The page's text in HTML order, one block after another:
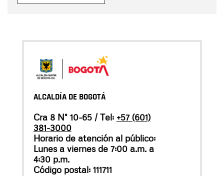
ALCALDÍA DE BOGOTÁ
Cra 8 N° 10-65 / Tel: +57 (601)
381-3000
Horario de atención al público:
Lunes a viernes de 7:00 a.m. a
4:30 p.m.
Código postal: 111711